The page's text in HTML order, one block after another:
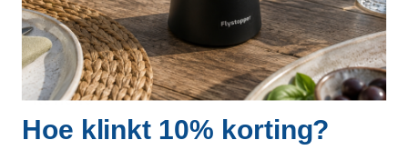
Specificaties
Reviews
Hoe klinkt 10% korting?